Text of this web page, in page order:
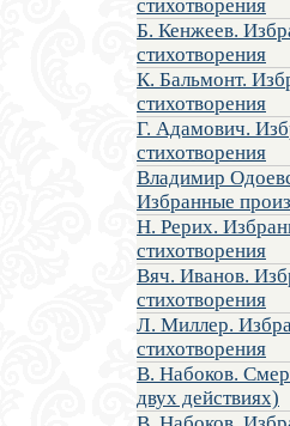
стихотворения
Б. Кенжеев.
стихотворения
К. Бальмонт.
стихотворения
Г. Адамович.
стихотворения
Владимир
Избранные
Н. Рерих.
стихотворения
Вяч. Иванов.
стихотворения
Л. Миллер.
стихотворения
В. Набоков.
двух действиях)